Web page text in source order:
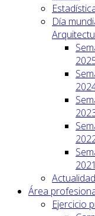
Día
2021
Área
Ejercicio